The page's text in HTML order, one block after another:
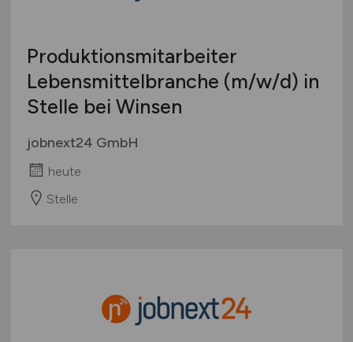
Produktionsmitarbeiter
Lebensmittelbranche (m/w/d) in
Stelle bei Winsen
jobnext24 GmbH
heute
Stelle